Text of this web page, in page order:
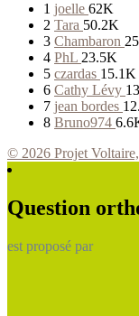
1 joelle 62K
2 Tara 50.2K
3 Chambaron
4 PhL 23.5K
5 czardas 15.1K
6 Cathy Lévy
7 jean bordes
8 Bruno974
© 2026 Projet
Question
est proposé par